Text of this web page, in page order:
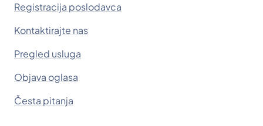
Registracija poslodavca
Kontaktirajte nas
Pregled usluga
Objava oglasa
Česta pitanja